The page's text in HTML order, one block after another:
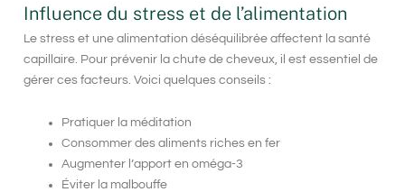
Influence du stress et de l’alimentation
Le stress et une alimentation déséquilibrée affectent la santé
capillaire. Pour prévenir la chute de cheveux, il est essentiel de
gérer ces facteurs. Voici quelques conseils :
Pratiquer la méditation
Consommer des aliments riches en fer
Augmenter l’apport en oméga-3
Éviter la malbouffe